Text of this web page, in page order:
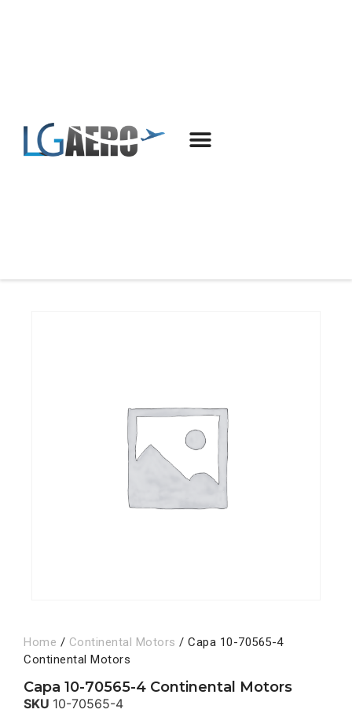
Home / Continental Motors / Capa 10-70565-4
Continental Motors
Capa 10-70565-4 Continental Motors
SKU 10-70565-4